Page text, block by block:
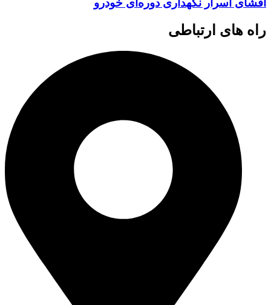
افشای اسرار نگهداری دوره‌ای خودرو
راه های ارتباطی